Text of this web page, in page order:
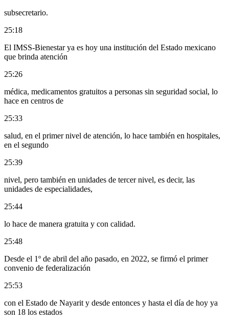
subsecretario.
25:18
El IMSS-Bienestar ya es hoy una institución del Estado mexicano
que brinda atención
25:26
médica, medicamentos gratuitos a personas sin seguridad social, lo
hace en centros de
25:33
salud, en el primer nivel de atención, lo hace también en hospitales,
en el segundo
25:39
nivel, pero también en unidades de tercer nivel, es decir, las
unidades de especialidades,
25:44
lo hace de manera gratuita y con calidad.
25:48
Desde el 1º de abril del año pasado, en 2022, se firmó el primer
convenio de federalización
25:53
con el Estado de Nayarit y desde entonces y hasta el día de hoy ya
son 18 los estados